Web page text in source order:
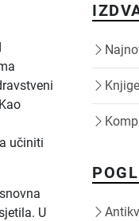
učiniti
U